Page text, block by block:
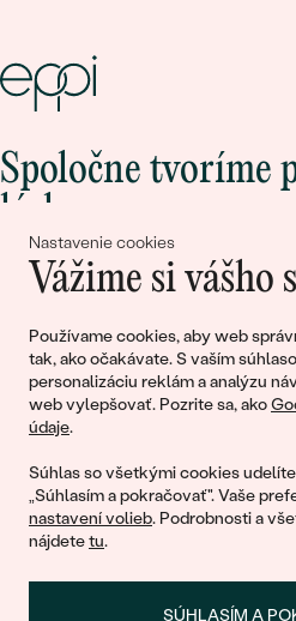
Nastavenie cookies
Vážime si vášho
Používame cookies, aby web
tak, ako očakávate. S vaším
personalizáciu reklám a analýzu
web vylepšovať. Pozrite sa, ako
údaje.
Súhlas so všetkými cookies
„Súhlasím a pokračovať". Vaše
nastavení volieb. Podrobnosti a
nájdetetu.
SÚHLASÍM A
Spoločne tvoríme
lásky
Pripojte sa k nám!
© 2011 - 2026, Eppi.sk